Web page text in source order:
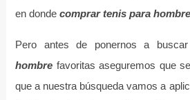
en dondecomprar tenis para
Pero antes de ponernos a buscar
hombrefavoritas aseguremos que
que a nuestra búsqueda vamos a